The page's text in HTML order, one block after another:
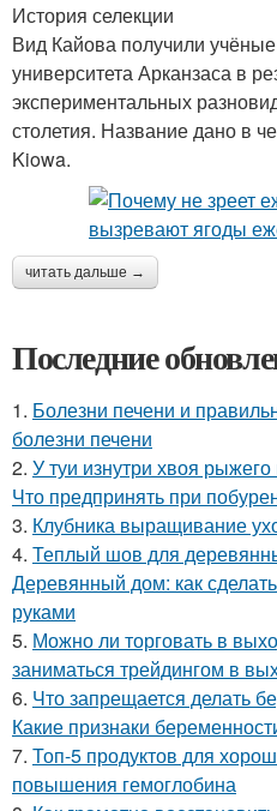
История селекции
Вид Кайова получили
университета Арканзаса в
экспериментальных
столетия. Название дано в
Kiowa.
читать дальше →
Последние
1. Болезни печени и
болезни печени
2. У туи изнутри хвоя
Что предпринять при
3. Клубника выращивание
4. Теплый шов для
Деревянный дом: как
руками
5. Можно ли торговать в
заниматься трейдингом в
6. Что запрещается делать
Какие признаки
7. Топ-5 продуктов для
повышения гемоглобина